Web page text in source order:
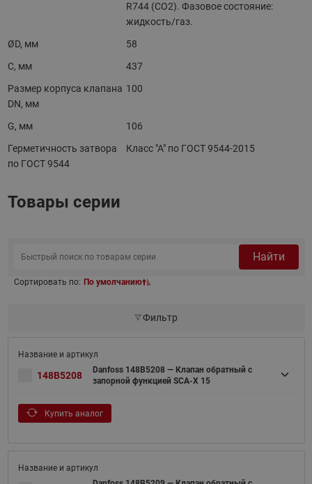
R744 (CO2). Фазовое состояние:
жидкость/газ.
ØD, мм
58
C, мм
437
Размер корпуса клапана
DN, мм
100
G, мм
106
Герметичность затвора
по ГОСТ 9544
Класс "А" по ГОСТ 9544-2015
Товары серии
Найти
Сортировать по: По умолчанию
Фильтр
148B5208
Danfoss 148B5208 — Клапан обратный с
запорной функцией SCA-X 15
Купить аналог